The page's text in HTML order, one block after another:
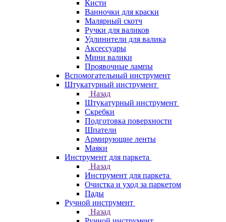
Кисти
Ванночки для краски
Малярный скотч
Ручки для валиков
Удлинители для валика
Аксессуары
Мини валики
Проявочные лампы
Вспомогательный инструмент
Штукатурный инструмент
Назад
Штукатурный инструмент
Скребки
Подготовка поверхности
Шпатели
Армирующие ленты
Маяки
Инструмент для паркета
Назад
Инструмент для паркета
Очистка и уход за паркетом
Пады
Ручной инструмент
Назад